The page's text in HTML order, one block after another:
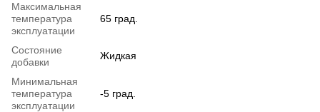
Максимальная
температура
эксплуатации
65 град.
Состояние
добавки
Жидкая
Минимальная
температура
эксплуатации
-5 град.